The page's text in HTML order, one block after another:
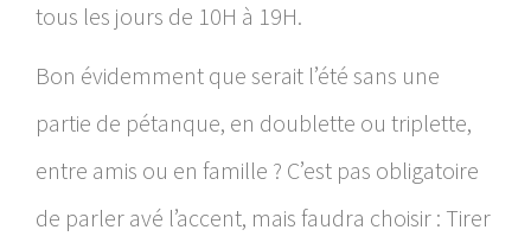
tous les jours de 10H à 19H.
Bon évidemment que serait l’été sans une
partie de pétanque, en doublette ou triplette,
entre amis ou en famille ? C’est pas obligatoire
de parler avé l’accent, mais faudra choisir : Tirer